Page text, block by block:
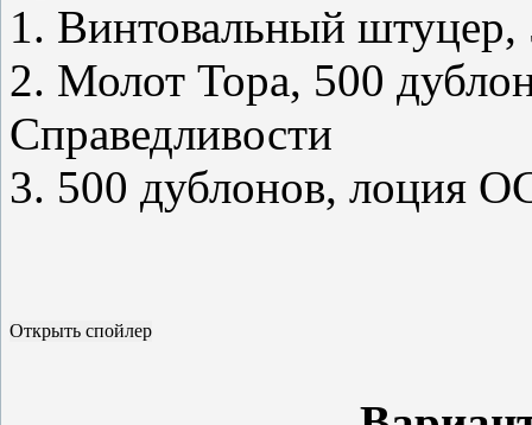
1. Винтовальный
2. Молот Тора, 500
Справедливости
3. 500 дублонов, лоция